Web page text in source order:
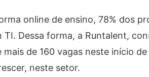
online de ensino, 78% dos
Dessa forma, a Runtalent,
de 160 vagas neste início
neste setor.